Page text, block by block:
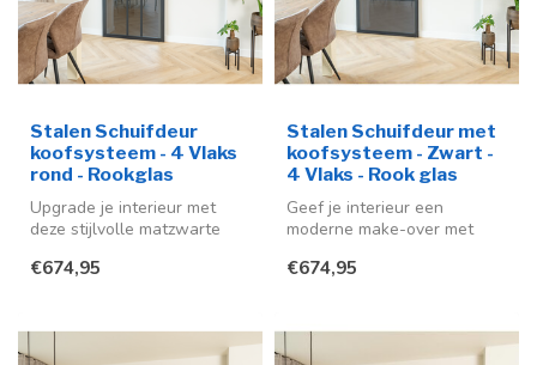
Stalen Schuifdeur
koofsysteem - 4 Vlaks
rond - Rookglas
Upgrade je interieur met
deze stijlvolle matzwarte
9005) ...
€674,95
Stalen Schuifdeur met
koofsysteem - Zwart -
4 Vlaks - Rook glas
Geef je interieur een
moderne make-over met
schuifdeur me...
€674,95